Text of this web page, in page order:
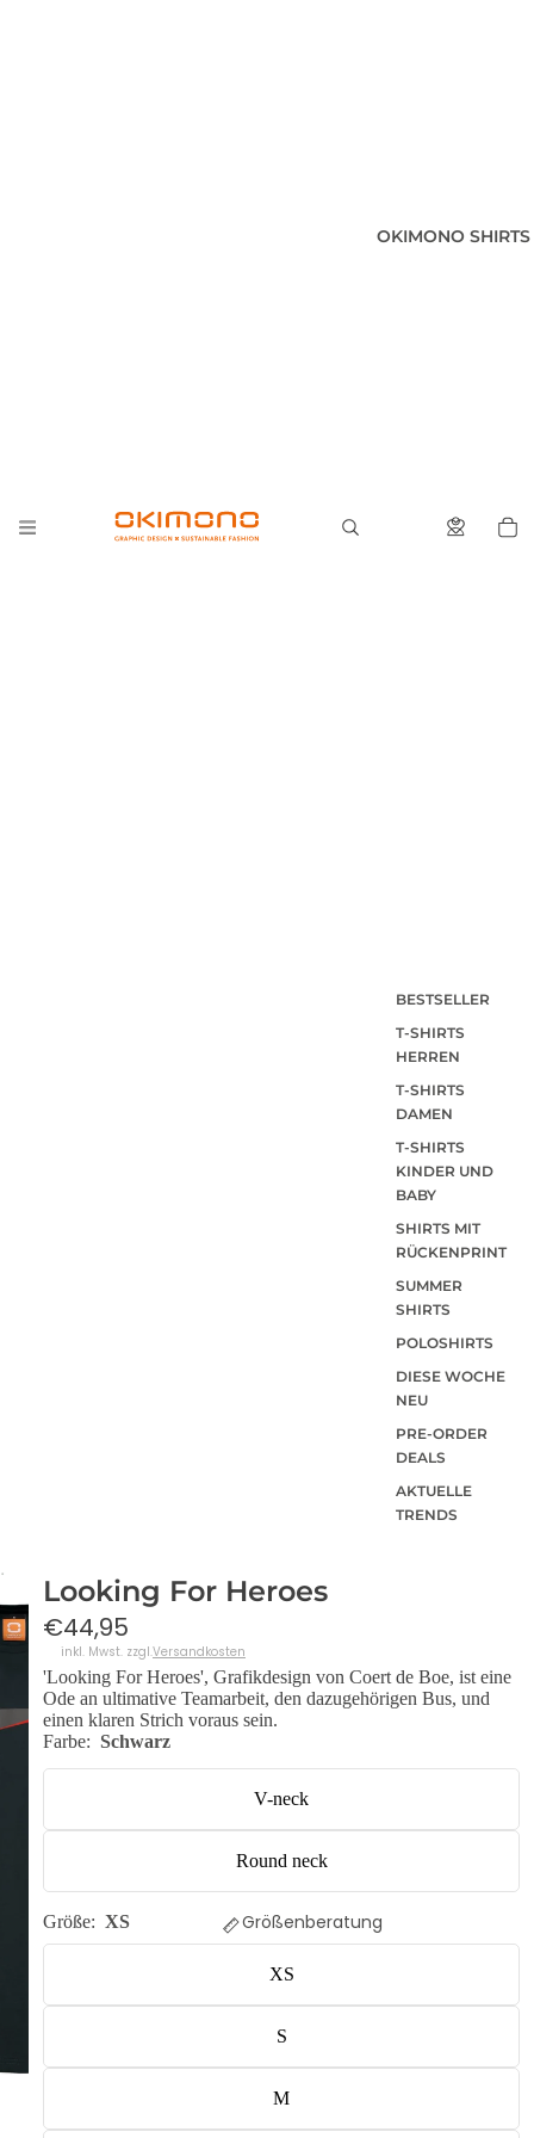
OKIMONO SHIRTS
BESTSELLER
T-SHIRTS
HERREN
T-SHIRTS
DAMEN
T-SHIRTS
KINDER UND
BABY
SHIRTS MIT
RÜCKENPRINT
SUMMER
SHIRTS
POLOSHIRTS
DIESE WOCHE
NEU
PRE-ORDER
DEALS
AKTUELLE
TRENDS
Looking For Heroes
€44,95
inkl. Mwst. zzgl.Versandkosten
'Looking For Heroes', Grafikdesign von Coert de Boe, ist eine
Ode an ultimative Teamarbeit, den dazugehörigen Bus, und
einen klaren Strich voraus sein.
Farbe: Schwarz
V-neck
Round neck
Größe: XS Größenberatung
XS
S
M